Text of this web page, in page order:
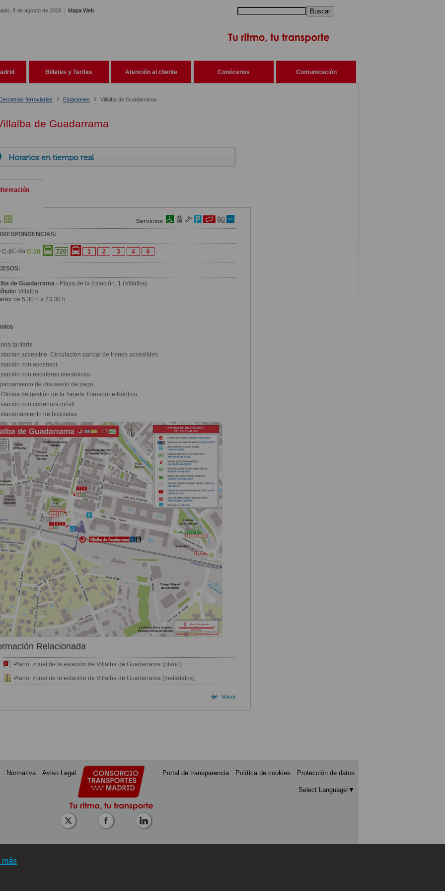
más
8 de agosto de 2026 Mapa Web Buscar
Billetes y Tarifas Atención al cliente Conócenos Comunicación
ferroviarias Estaciones Villalba de Guadarrama
de Guadarrama
Horarios en tiempo real
Servicios
C-8C-8a C-10 720 1 2 3 4 6
de Guadarrama - Plaza de la Estación, 1 (Villalba)
Villalba
de 5:30 h a 23:30 h
tarifaria
accesible. Circulación parcial de trenes accesibles
con ascensor
con escaleras mecánicas
de disuasión de pago
de gestión de la Tarjeta Transporte Público
con cobertura móvil
de bicicletas
Relacionada
Plano zonal de la estación de Villalba de Guadarrama (plano)
Plano zonal de la estación de Villalba de Guadarrama (metadatos)
Volver
Normativa Aviso Legal Portal de transparencia Política de cookies Protección de datos
Select Language ▼